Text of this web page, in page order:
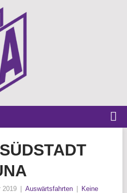
2019 Auswärtsfahrten
Keine